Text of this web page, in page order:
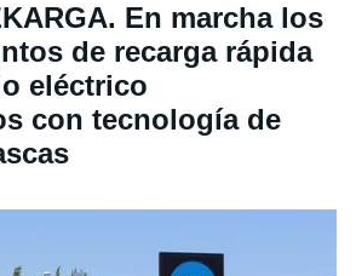
En marcha los
de recarga rápida
eléctrico
con tecnología de